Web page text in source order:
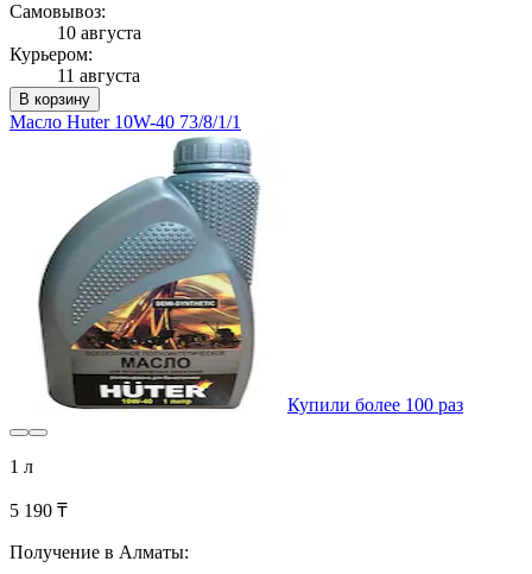
Самовывоз:
10 августа
Курьером:
11 августа
В корзину
Масло Huter 10W-40 73/8/1/1
Купили более 100 раз
1 л
5 190 ₸
Получение в Алматы: